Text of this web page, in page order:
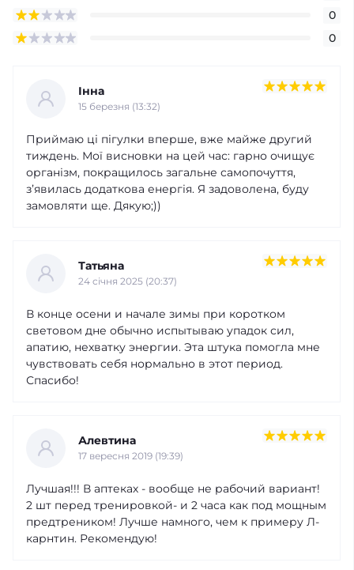
0
0
Інна
15 березня (13:32)
Приймаю ці пігулки вперше, вже майже другий
тиждень. Мої висновки на цей час: гарно очищує
організм, покращилось загальне самопочуття,
зʼявилась додаткова енергія. Я задоволена, буду
замовляти ще. Дякую;))
Татьяна
24 cічня 2025 (20:37)
В конце осени и начале зимы при коротком
световом дне обычно испытываю упадок сил,
апатию, нехватку энергии. Эта штука помогла мне
чувствовать себя нормально в этот период.
Спасибо!
Алевтина
17 вересня 2019 (19:39)
Лучшая!!! В аптеках - вообще не рабочий вариант!
2 шт перед тренировкой- и 2 часа как под мощным
предтреником! Лучше намного, чем к примеру Л-
карнтин. Рекомендую!